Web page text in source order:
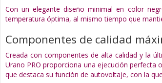
Con un elegante diseño minimal en color
temperatura óptima, al mismo tiempo que
Componentes de calidad
Creada con componentes de alta calidad y la
Urano PRO proporciona una ejecución perfecta
que destaca su función de autovoltaje, con la